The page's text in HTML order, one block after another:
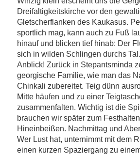
Dreifaltigkeitskirche vor den
Gletscherflanken des Kaukasus.
sportlich mag, kann auch zu Fuß
hinauf und blicken tief hinab: Der
sich in wilden Schlingen durchs
Anblick! Zurück in Stepantsminda
georgische Familie, wie man das
Chinkali zubereitet. Teig dünn
Mitte häufen und zu einer
zusammenfalten. Wichtig ist die
brauchen wir später zum
Hineinbeißen. Nachmittag und
Wer Lust hat, unternimmt mit dem
einen kurzen Spaziergang zu